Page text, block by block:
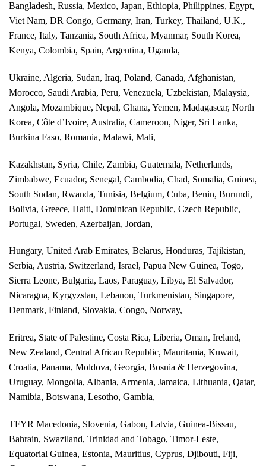
Bangladesh, Russia, Mexico, Japan, Ethiopia, Philippines, Egypt,
Viet Nam, DR Congo, Germany, Iran, Turkey, Thailand, U.K.,
France, Italy, Tanzania, South Africa, Myanmar, South Korea,
Kenya, Colombia, Spain, Argentina, Uganda,
Ukraine, Algeria, Sudan, Iraq, Poland, Canada, Afghanistan,
Morocco, Saudi Arabia, Peru, Venezuela, Uzbekistan, Malaysia,
Angola, Mozambique, Nepal, Ghana, Yemen, Madagascar, North
Korea, Côte d’Ivoire, Australia, Cameroon, Niger, Sri Lanka,
Burkina Faso, Romania, Malawi, Mali,
Kazakhstan, Syria, Chile, Zambia, Guatemala, Netherlands,
Zimbabwe, Ecuador, Senegal, Cambodia, Chad, Somalia, Guinea,
South Sudan, Rwanda, Tunisia, Belgium, Cuba, Benin, Burundi,
Bolivia, Greece, Haiti, Dominican Republic, Czech Republic,
Portugal, Sweden, Azerbaijan, Jordan,
Hungary, United Arab Emirates, Belarus, Honduras, Tajikistan,
Serbia, Austria, Switzerland, Israel, Papua New Guinea, Togo,
Sierra Leone, Bulgaria, Laos, Paraguay, Libya, El Salvador,
Nicaragua, Kyrgyzstan, Lebanon, Turkmenistan, Singapore,
Denmark, Finland, Slovakia, Congo, Norway,
Eritrea, State of Palestine, Costa Rica, Liberia, Oman, Ireland,
New Zealand, Central African Republic, Mauritania, Kuwait,
Croatia, Panama, Moldova, Georgia, Bosnia & Herzegovina,
Uruguay, Mongolia, Albania, Armenia, Jamaica, Lithuania, Qatar,
Namibia, Botswana, Lesotho, Gambia,
TFYR Macedonia, Slovenia, Gabon, Latvia, Guinea-Bissau,
Bahrain, Swaziland, Trinidad and Tobago, Timor-Leste,
Equatorial Guinea, Estonia, Mauritius, Cyprus, Djibouti, Fiji,